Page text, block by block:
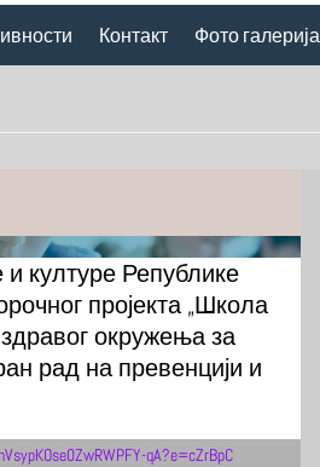
Контакт Фото галерија
културе Републике
пројекта „Школа
окружења за
рад на превенцији и
qA?e=cZrBpC